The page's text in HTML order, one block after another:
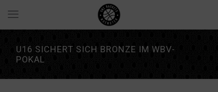
U16 SICHERT SICH BRONZE IM WBV-
POKAL